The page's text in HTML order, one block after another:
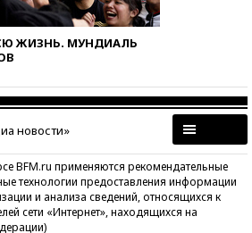
ЖИЗНЬ. МУНДИАЛЬ
новости»
BFM.ru применяются рекомендательные
технологии предоставления информации
и анализа сведений, относящихся к
сети «Интернет», находящихся на